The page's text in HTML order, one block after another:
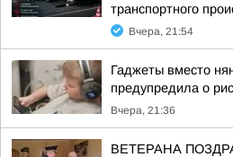
транспортного
Вчера, 21:54
Гаджеты вместо
предупредила о
Вчера, 21:36
ВЕТЕРАНА